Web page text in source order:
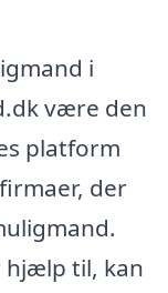
i
være den
platform
der
hjælp til, kan